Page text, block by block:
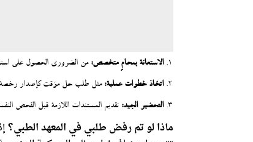
الاستعانة بمحامٍ متخصص: من الضروري الحصول على
اتخاذ خطوات عملية: مثل طلب حل مؤقت كإصدار رخصة
التحضير الجيد: تقديم المستندات اللازمة قبل الفحص
ماذا لو تم رفض طلبي في المعهد الطبي؟